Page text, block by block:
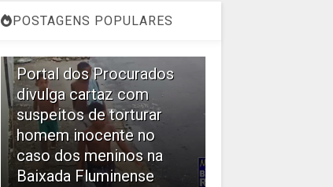
POSTAGENS POPULARES
Portal dos Procurados
divulga cartaz com
suspeitos de torturar
homem inocente no
caso dos meninos na
Baixada Fluminense